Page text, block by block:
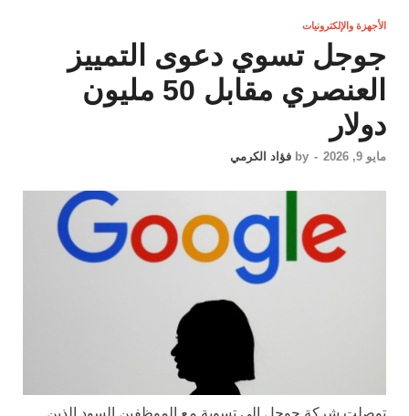
الأجهزة والإلكترونيات
جوجل تسوي دعوى التمييز
العنصري مقابل 50 مليون
دولار
مايو 9, 2026 -
by فؤاد الكرمي